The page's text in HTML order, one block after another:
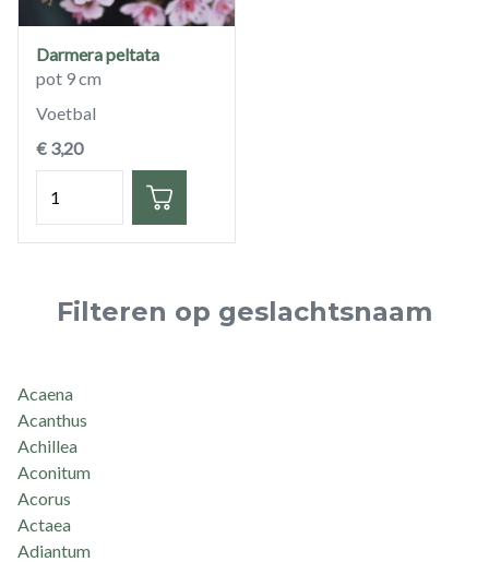
Darmera peltata
pot 9 cm
Voetbal
€ 3,20
Filteren op geslachtsnaam
Acaena
Acanthus
Achillea
Aconitum
Acorus
Actaea
Adiantum